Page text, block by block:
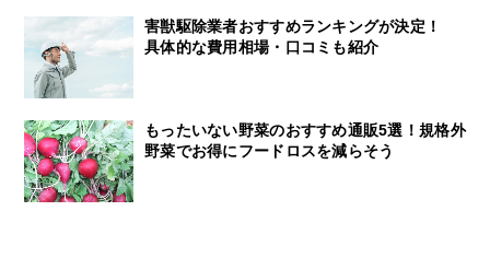
害獣駆除業者おすすめランキングが決定！
具体的な費用相場・口コミも紹介
もったいない野菜のおすすめ通販5選！規格外
野菜でお得にフードロスを減らそう